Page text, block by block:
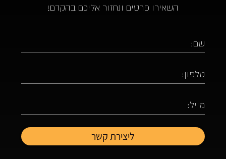
השאירו פרטים ונחזור אליכם בהקדם!